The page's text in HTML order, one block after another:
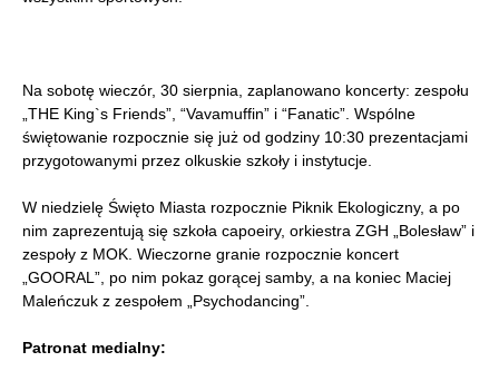
Na sobotę wieczór, 30 sierpnia, zaplanowano koncerty: zespołu
„THE King`s Friends”, “Vavamuffin” i “Fanatic”. Wspólne
świętowanie rozpocznie się już od godziny 10:30 prezentacjami
przygotowanymi przez olkuskie szkoły i instytucje.
W niedzielę Święto Miasta rozpocznie Piknik Ekologiczny, a po
nim zaprezentują się szkoła capoeiry, orkiestra ZGH „Bolesław” i
zespoły z MOK. Wieczorne granie rozpocznie koncert
„GOORAL”, po nim pokaz gorącej samby, a na koniec Maciej
Maleńczuk z zespołem „Psychodancing”.
Patronat medialny: